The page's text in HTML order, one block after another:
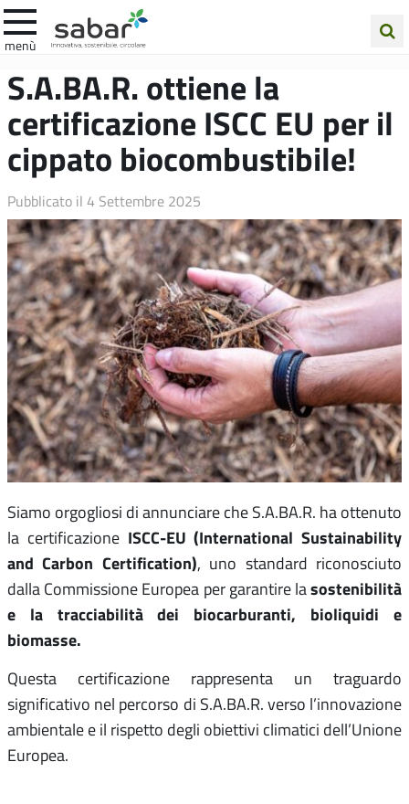
menù
nel
sito
S.A.BA.R. ottiene la
certificazione ISCC EU per il
cippato biocombustibile!
Pubblicato il 4 Settembre 2025
Siamo orgogliosi di annunciare che S.A.BA.R. ha ottenuto
la certificazioneISCC-EU (International Sustainability
and Carbon Certification), uno standard riconosciuto
dalla Commissione Europea per garantire la sostenibilità
e la tracciabilità dei biocarburanti, bioliquidi e
biomasse.
Questa certificazione rappresenta un traguardo
significativo nel percorso di S.A.BA.R. verso l’innovazione
ambientale e il rispetto degli obiettivi climatici dell’Unione
Europea.